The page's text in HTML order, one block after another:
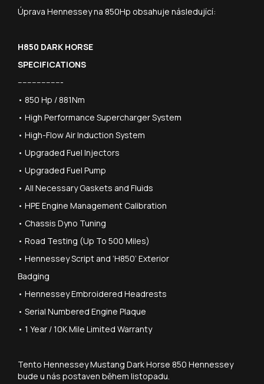
Úprava Hennessey na 850Hp obsahuje následující:
H850 DARK HORSE
SPECIFICATIONS
-------------------
• 850 Hp / 881Nm
• High Performance Supercharger System
• High-Flow Air Induction System
• Upgraded Fuel Injectors
• Upgraded Fuel Pump
• All Necessary Gaskets and Fluids
• HPE Engine Management Calibration
• Chassis Dyno Tuning
• Road Testing (Up To 500 Miles)
• Hennessey Script and ‘H850’ Exterior
Badging
• Hennessey Embroidered Headrests
• Serial Numbered Engine Plaque
• 1 Year / 10K Mile Limited Warranty
Tento Hennessey Mustang Dark Horse 850 Hennessey
bude u nás postaven během listopadu.